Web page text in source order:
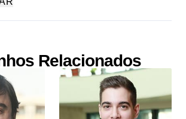
Relacionados